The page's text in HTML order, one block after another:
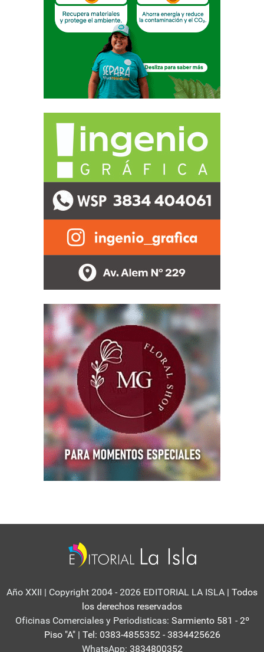
Año XXII | Copyright 2004 - 2026 EDITORIAL LA ISLA | Todos
los derechos reservados
Oficinas Comerciales y Periodisticas: Sarmiento 581 - 2º
Piso "A" | Tel: 0383-4855352 - 3834425626
WhatsApp: 3834800352